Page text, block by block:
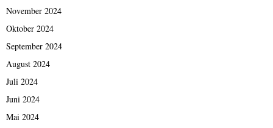
November 2024
Oktober 2024
September 2024
August 2024
Juli 2024
Juni 2024
Mai 2024